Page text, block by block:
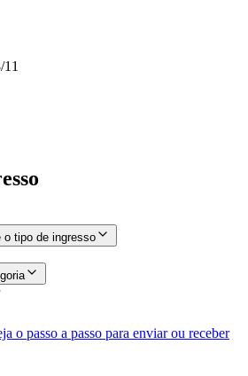
o tipo de ingresso
o passo a passo para enviar ou receber